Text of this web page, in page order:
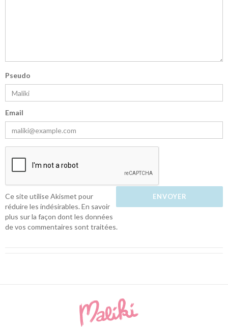
Pseudo
Email
Ce site utilise Akismet pour
réduire les indésirables.En savoir
plus sur la façon dont les données
de vos commentaires sont traitées.